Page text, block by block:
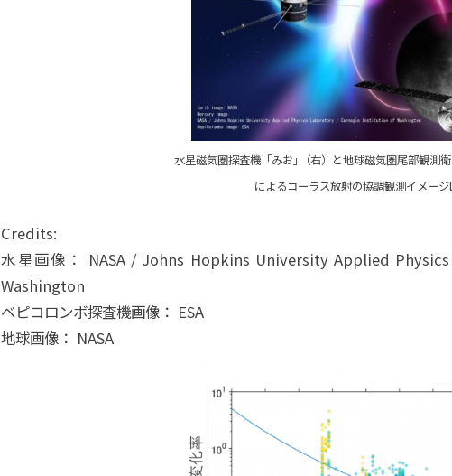
水星磁気圏探査機「みお 」
（右）と地球磁気圏尾部観測
によるコーラス放射の協調観測イメージ
Credits:
水星画像： NASA / Johns Hopkins University Applied
Washington
ベピコロンボ探査機画像： ESA
地球画像： NASA